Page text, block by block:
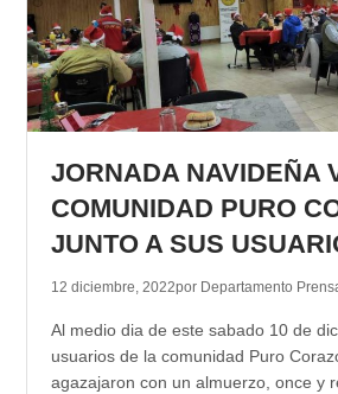
JORNADA NAVIDEÑA
COMUNIDAD PURO
JUNTO A SUS
12 diciembre, 2022por Departamento
Al medio dia de este sabado 10 de
usuarios de la comunidad Puro
agazajaron con un almuerzo, once y